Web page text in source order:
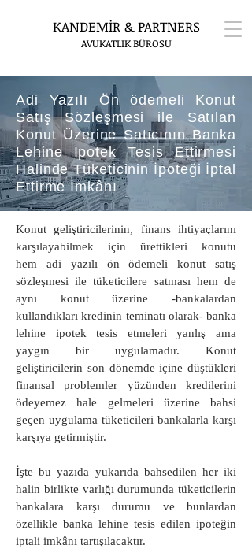
KANDEMİR & PARTNERS
AVUKATLIK BÜROSU
Adi Yazılı Ön ödemeli Konut
Satış Sözleşmesi ile Satılan
Konut Üzerine Satıcının Banka
Lehine İpotek Tesis Ettirmesi
Halinde Tüketicinin İpoteği İptal
Ettirme İmkânı
Konut geliştiricilerinin, finans ihtiyaçlarını
karşılayabilmek için ürettikleri konutu
hem adi yazılı ön ödemeli konut satış
sözleşmesi ile tüketicilere satması hem de
aynı konut üzerine -bankalardan
kullandıkları kredinin teminatı olarak- banka
lehine ipotek tesis etmeleri yanlış ama
yaygın bir uygulamadır. Konut
geliştiricilerin son dönemde içine düştükleri
finansal problemler yüzünden kredilerini
ödeyemez hale gelmeleri üzerine bahsi
geçen uygulama tüketicileri bankalarla karşı
karşıya getirmiştir.
İşte bu yazıda yukarıda bahsedilen her iki
halin birlikte varlığı durumunda tüketicilerin
bankalara karşı durumu ve bunlardan
özellikle banka lehine tesis edilen ipoteğin
iptali imkânı tartışılacaktır.